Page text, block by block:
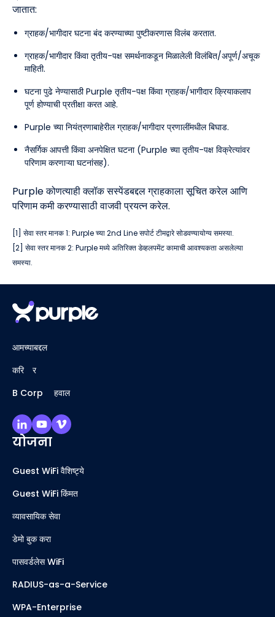
जातात:
ग्राहक/भागीदार घटना बंद करण्याच्या पुष्टीकरणास विलंब करतात.
ग्राहक/भागीदार किंवा तृतीय-पक्ष समर्थनाकडून मिळालेली विलंबित/अपूर्ण/अचूक
माहिती.
घटना पुढे नेण्यासाठी Purple तृतीय-पक्ष किंवा ग्राहक/भागीदार क्रियाकलाप
पूर्ण होण्याची प्रतीक्षा करत आहे.
Purple च्या नियंत्रणाबाहेरील ग्राहक/भागीदार प्रणालींमधील बिघाड.
नैसर्गिक आपत्ती किंवा अनपेक्षित घटना (Purple च्या तृतीय-पक्ष विक्रेत्यांवर
परिणाम करणाऱ्या घटनांसह).
Purple कोणत्याही क्लॉक सस्पेंडबद्दल ग्राहकाला सूचित करेल आणि
परिणाम कमी करण्यासाठी वाजवी प्रयत्न करेल.
[1] सेवा स्तर मानक 1: Purple च्या 2nd Line सपोर्ट टीमद्वारे सोडवण्यायोग्य समस्या.
[2] सेवा स्तर मानक 2: Purple मध्ये अतिरिक्त डेव्हलपमेंट कामाची आवश्यकता असलेल्या
समस्या.
आमच्याबद्दल
करिअर
B Corp अहवाल
योजना
Guest WiFi वैशिष्ट्ये
Guest WiFi किंमत
व्यावसायिक सेवा
डेमो बुक करा
पासवर्डलेस WiFi
RADIUS-as-a-Service
WPA-Enterprise